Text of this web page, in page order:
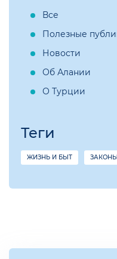
Все
Полезные
Новости
Об Алании
О Турции
Теги
ЖИЗНЬ И БЫТ